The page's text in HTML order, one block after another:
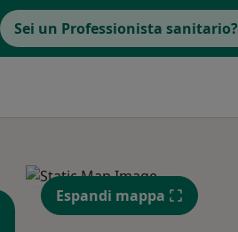
Sei un Professionista sanitario?
Espandi mappa